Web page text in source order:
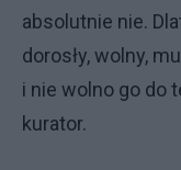
absolutnie nie.
dorosły, wolny,
i nie wolno go do
kurator.